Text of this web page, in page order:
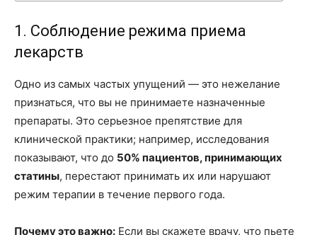
1. Соблюдение режима приема
лекарств
Одно из самых частых упущений — это нежелание
признаться, что вы не принимаете назначенные
препараты. Это серьезное препятствие для
клинической практики; например, исследования
показывают, что до 50% пациентов, принимающих
статины, перестают принимать их или нарушают
режим терапии в течение первого года.
Почему это важно: Если вы скажете врачу, что пьете